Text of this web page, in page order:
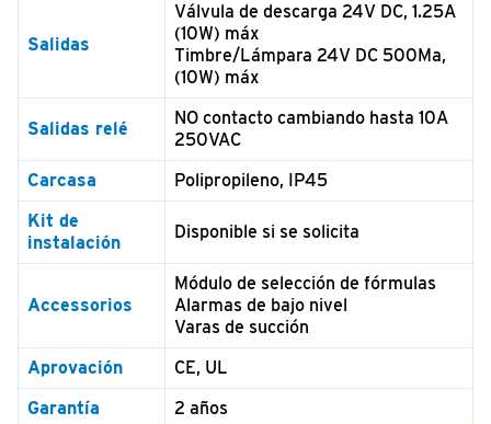
Salidas
Válvula de descarga 24V DC, 1.25A
(10W) máx
Timbre/Lámpara 24V DC 500Ma,
(10W) máx
Salidas relé
NO contacto cambiando hasta 10A
250VAC
Carcasa
Polipropileno, IP45
Kit de
instalación
Disponible si se solicita
Accessorios
Módulo de selección de fórmulas
Alarmas de bajo nivel
Varas de succión
Aprovación
CE, UL
Garantía
2 años